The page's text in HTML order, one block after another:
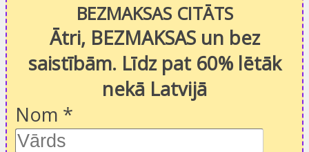
BEZMAKSAS CITĀTS
Ātri, BEZMAKSAS un bez
saistībām. Līdz pat 60% lētāk
nekā Latvijā
Nom *